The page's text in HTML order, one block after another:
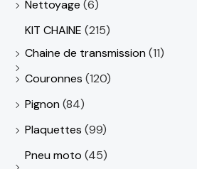
Nettoyage (6)
KIT CHAINE (215)
Chaine de transmission(11)
Couronnes (120)
Pignon(84)
Plaquettes (99)
Pneu moto (45)